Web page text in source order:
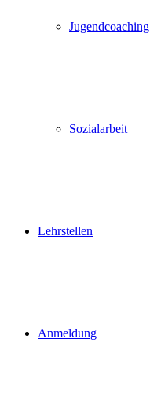
Jugendcoaching
Sozialarbeit
Lehrstellen
Anmeldung